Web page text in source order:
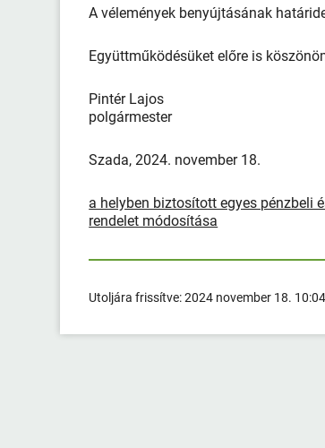
A vélemények benyújtásának
Együttműködésüket előre is
Pintér Lajos
polgármester
Szada, 2024. november 18.
a helyben biztosított egyes pénzbeli
rendelet módosítása
Utoljára frissítve:2024 november 18. 10:04